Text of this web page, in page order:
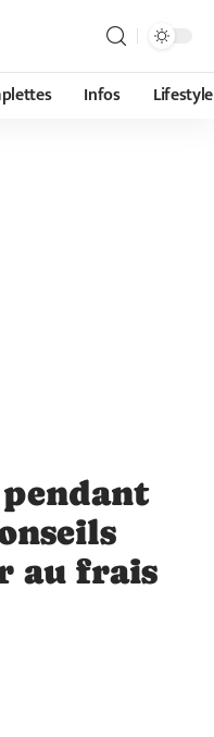
Infos Lifestyle
au frais